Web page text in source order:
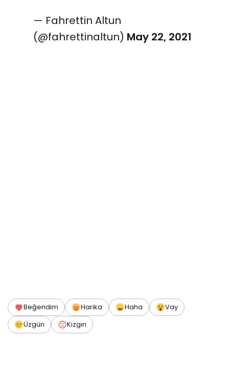
— Fahrettin Altun
(@fahrettinaltun) May 22, 2021
Beğendim Harika Haha
Vay
Üzgün
Kızgın